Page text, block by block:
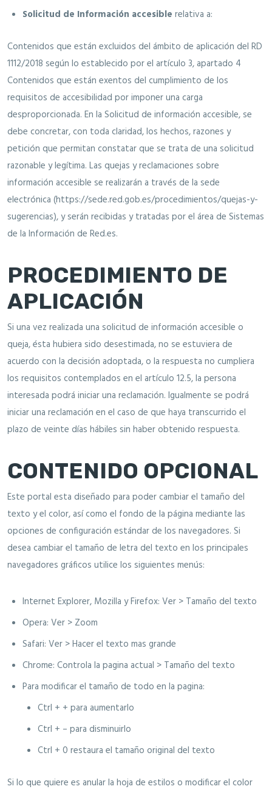
Solicitud de Información accesible relativa a:
Contenidos que están excluidos del ámbito de aplicación del RD
1112/2018 según lo establecido por el artículo 3, apartado 4
Contenidos que están exentos del cumplimiento de los
requisitos de accesibilidad por imponer una carga
desproporcionada. En la Solicitud de información accesible, se
debe concretar, con toda claridad, los hechos, razones y
petición que permitan constatar que se trata de una solicitud
razonable y legítima. Las quejas y reclamaciones sobre
información accesible se realizarán a través de la sede
electrónica (https://sede.red.gob.es/procedimientos/quejas-y-
sugerencias), y serán recibidas y tratadas por el área de Sistemas
de la Información de Red.es.
PROCEDIMIENTO DE
APLICACIÓN
Si una vez realizada una solicitud de información accesible o
queja, ésta hubiera sido desestimada, no se estuviera de
acuerdo con la decisión adoptada, o la respuesta no cumpliera
los requisitos contemplados en el artículo 12.5, la persona
interesada podrá iniciar una reclamación. Igualmente se podrá
iniciar una reclamación en el caso de que haya transcurrido el
plazo de veinte días hábiles sin haber obtenido respuesta.
CONTENIDO OPCIONAL
Este portal esta diseñado para poder cambiar el tamaño del
texto y el color, así como el fondo de la página mediante las
opciones de configuración estándar de los navegadores. Si
desea cambiar el tamaño de letra del texto en los principales
navegadores gráficos utilice los siguientes menús:
Internet Explorer, Mozilla y Firefox: Ver > Tamaño del texto
Opera: Ver > Zoom
Safari: Ver > Hacer el texto mas grande
Chrome: Controla la pagina actual > Tamaño del texto
Para modificar el tamaño de todo en la pagina:
Ctrl + + para aumentarlo
Ctrl + – para disminuirlo
Ctrl + 0 restaura el tamaño original del texto
Si lo que quiere es anular la hoja de estilos o modificar el color